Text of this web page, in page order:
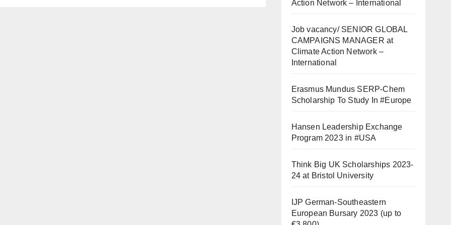
Action Network – International
Job vacancy/ SENIOR GLOBAL
CAMPAIGNS MANAGER at
Climate Action Network –
International
Erasmus Mundus SERP-Chem
Scholarship To Study In #Europe
Hansen Leadership Exchange
Program 2023 in #USA
Think Big UK Scholarships 2023-
24 at Bristol University
IJP German-Southeastern
European Bursary 2023 (up to